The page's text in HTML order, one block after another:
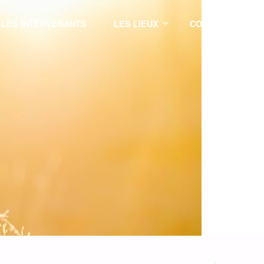
LES INTERVENANTS LES LIEUX CONTACT